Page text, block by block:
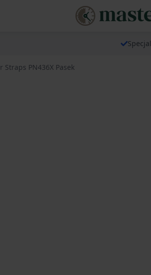
Straps PN436X Pasek